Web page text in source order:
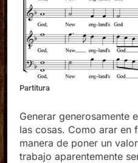
Partitura
Generar generosamente
las cosas. Como arar en
manera de poner un
trabajo aparentemente